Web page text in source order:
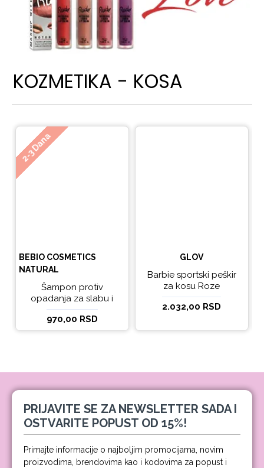
KOZMETIKA - KOSA
2-3 Dana
BEBIO COSMETICS
NATURAL
Šampon protiv
opadanja za slabu i
tanku kosu beBio
natural 300ml
970,00 RSD
GLOV
Barbie sportski peškir
za kosu Roze
2.032,00 RSD
PRIJAVITE SE ZA NEWSLETTER SADA I
OSTVARITE POPUST OD 15%!
Primajte informacije o najboljim promocijama, novim
proizvodima, brendovima kao i kodovima za popust i